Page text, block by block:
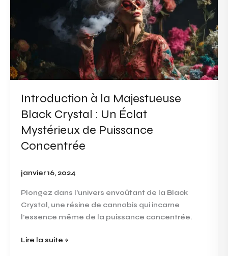
Introduction à la Majestueuse
Black Crystal : Un Éclat
Mystérieux de Puissance
Concentrée
janvier 16, 2024
Plongez dans l’univers envoûtant de la Black
Crystal, une résine de cannabis qui incarne
l’essence même de la puissance concentrée.
Majestueuse
Crystal
:
Un
Éclat
de
Puissance
Concentrée
Lire la suite »